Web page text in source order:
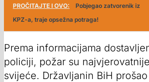
PROČITAJTE I OVO:
Pobjegao zatvorenik iz
KPZ-a, traje opsežna potraga!
Prema informacijama
policiji, požar su
svijeće. Državljanin BiH